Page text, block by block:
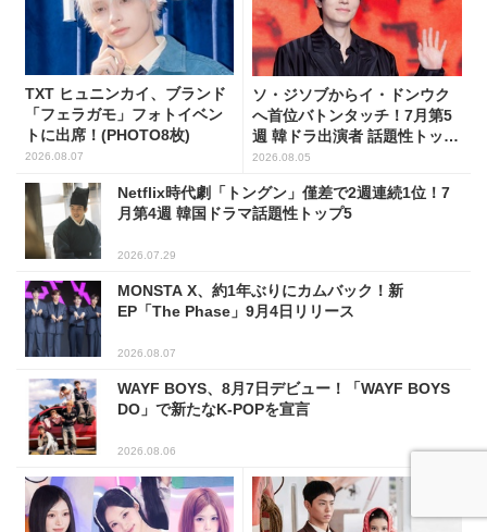
TXT ヒュニンカイ、ブランド
「フェラガモ」フォトイベン
トに出席！(PHOTO8枚)
2026.08.07
ソ・ジソブからイ・ドンウク
へ首位バトンタッチ！7月第5
週 韓ドラ出演者 話題性トップ
5
2026.08.05
Netflix時代劇「トングン」僅差で2週連続1位！7
月第4週 韓国ドラマ話題性トップ5
2026.07.29
MONSTA X、約1年ぶりにカムバック！新
EP「The Phase」9月4日リリース
2026.08.07
WAYF BOYS、8月7日デビュー！「WAYF BOYS
DO」で新たなK-POPを宣言
2026.08.06